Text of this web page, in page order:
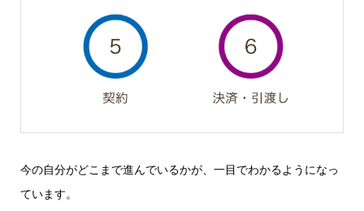
今の自分がどこまで進んでいるかが、一目でわかるようになっ
ています。